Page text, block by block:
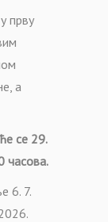
прву
а
се 29.
часова.
6. 7.